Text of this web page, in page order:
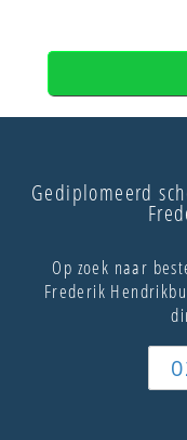
Gediplomeerd
Op zoek naar
Frederik